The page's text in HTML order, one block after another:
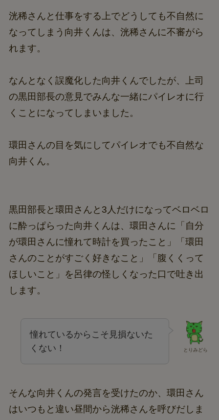
洸稀さんと仕事をする上でどうしても不自然に
なってしまう向井くんは、洸稀さんに不審がら
れます。
なんとなく誤魔化した向井くんでしたが、上司
の黒田部長の意見でみんな一緒にパイレオに行
くことになってしまいました。
環田さんの目を気にしてパイレオでも不自然な
向井くん。
黒田部長と環田さんと3人だけになってベロベロ
に酔っぱらった向井くんは、環田さんに「自分
が環田さんに憧れて時計を買ったこと」「環田
さんのことがすごく好きなこと」「腹くくって
ほしいこと」を呂律の怪しくなった口で吐き出
します。
とりみどら
憧れているからこそ見損ないた
くない！
そんな向井くんの発言を受けたのか、環田さん
はいつもと違い昼間から洸稀さんを呼びだしま